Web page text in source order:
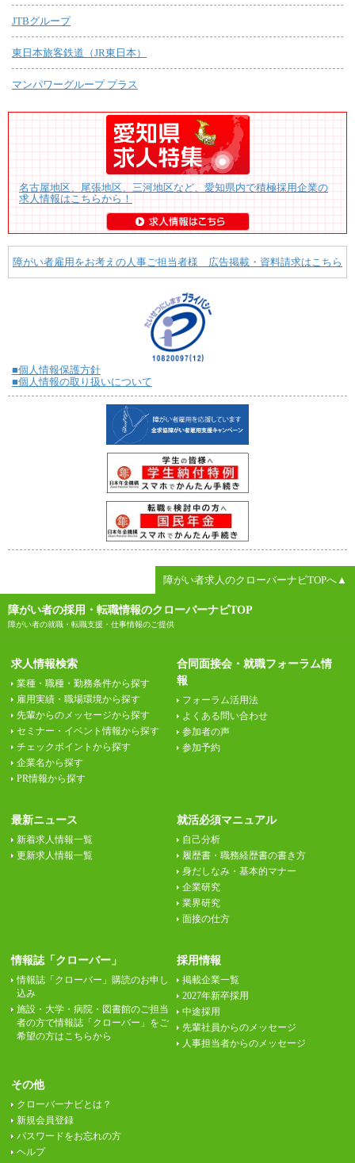
JTBグループ
東日本旅客鉄道（JR東日本）
マンパワーグループ プラス
名古屋地区、尾張地区、三河地区など、愛知県内で積極採用企業の
求人情報はこちらから！
障がい者雇用をお考えの人事ご担当者様 広告掲載・資料請求はこちら
■個人情報保護方針
■個人情報の取り扱いについて
障がい者求人のクローバーナビTOPへ▲
障がい者の採用・転職情報のクローバーナビTOP
障がい者の就職・転職支援・仕事情報のご提供
求人情報検索
業種・職種・勤務条件から探す
雇用実績・職場環境から探す
先輩からのメッセージから探す
セミナー・イベント情報から探す
チェックポイントから探す
企業名から探す
PR情報から探す
合同面接会・就職フォーラム情
報
フォーラム活用法
よくある問い合わせ
参加者の声
参加予約
最新ニュース
新着求人情報一覧
更新求人情報一覧
就活必須マニュアル
自己分析
履歴書・職務経歴書の書き方
身だしなみ・基本的マナー
企業研究
業界研究
面接の仕方
情報誌「クローバー」
情報誌「クローバー」購読のお申し
込み
施設・大学・病院・図書館のご担当
者の方で情報誌「クローバー」をご
希望の方はこちらから
採用情報
掲載企業一覧
2027年新卒採用
中途採用
先輩社員からのメッセージ
人事担当者からのメッセージ
その他
クローバーナビとは？
新規会員登録
パスワードをお忘れの方
ヘルプ